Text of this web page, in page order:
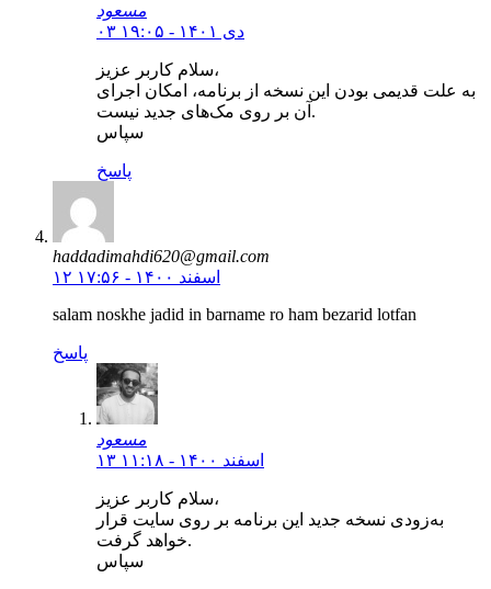
مسعود
۰۳ دی ۱۴۰۱ - ۱۹:۰۵
سلام کاربر عزیز،
به علت قدیمی بودن این نسخه از برنامه، امکان اجرای
آن بر روی مک‌های جدید نیست.
سپاس
پاسخ
haddadimahdi620@gmail.com
۱۲ اسفند ۱۴۰۰ - ۱۷:۵۶
salam noskhe jadid in barname ro ham bezarid lotfan
پاسخ
مسعود
۱۳ اسفند ۱۴۰۰ - ۱۱:۱۸
سلام کاربر عزیز،
به‌زودی نسخه جدید این برنامه بر روی سایت قرار
خواهد گرفت.
سپاس